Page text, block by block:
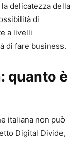
delicatezza della
di
a livelli
di fare business.
quanto è
italiana non può
Digital Divide,